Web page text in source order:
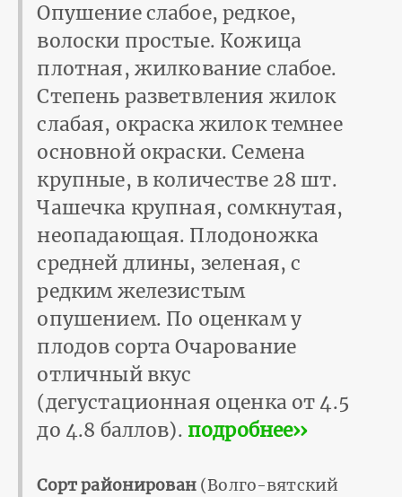
Опушение слабое, редкое,
волоски простые. Кожица
плотная, жилкование слабое.
Степень разветвления жилок
слабая, окраска жилок темнее
основной окраски. Семена
крупные, в количестве 28 шт.
Чашечка крупная, сомкнутая,
неопадающая. Плодоножка
средней длины, зеленая, с
редким железистым
опушением. По оценкам у
плодов сорта Очарование
отличный вкус
(дегустационная оценка от 4.5
до 4.8 баллов). подробнее››
Сорт районирован(Волго-вятский